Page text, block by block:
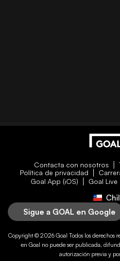
Contacta con nosotros
Política de privacidad
Goal App (iOS)
Goal Live
Sigue a GOAL en Google
Copyright © 2026 Goal Todos los derechos
en Goal no puede ser publicada,
autorización previa y